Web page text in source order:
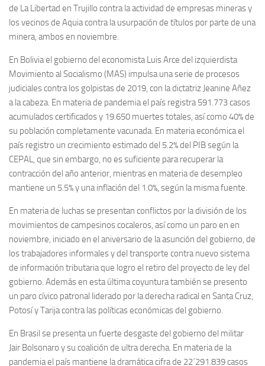
de La Libertad en Trujillo contra la actividad de empresas mineras y
los vecinos de Aquia contra la usurpación de títulos por parte de una
minera, ambos en noviembre.
En Bolivia el gobierno del economista Luis Arce del izquierdista
Movimiento al Socialismo (MAS) impulsa una serie de procesos
judiciales contra los golpistas de 2019, con la dictatriz Jeanine Añez
a la cabeza. En materia de pandemia el país registra 591.773 casos
acumulados certificados y 19.650 muertes totales, así como 40% de
su población completamente vacunada. En materia económica el
país registro un crecimiento estimado del 5.2% del PIB según la
CEPAL, que sin embargo, no es suficiente para recuperar la
contracción del año anterior, mientras en materia de desempleo
mantiene un 5.5% y una inflación del 1.0%, según la misma fuente.
En materia de luchas se presentan conflictos por la división de los
movimientos de campesinos cocaleros, así como un paro en en
noviembre, iniciado en el aniversario de la asunción del gobierno, de
los trabajadores informales y del transporte contra nuevo sistema
de información tributaria que logro el retiro del proyecto de ley del
gobierno. Además en esta última coyuntura también se presento
un paro cívico patronal liderado por la derecha radical en Santa Cruz,
Potosí y Tarija contra las políticas económicas del gobierno.
En Brasil se presenta un fuerte desgaste del gobierno del militar
Jair Bolsonaro y su coalición de ultra derecha. En materia de la
pandemia el país mantiene la dramática cifra de 22´291.839 casos